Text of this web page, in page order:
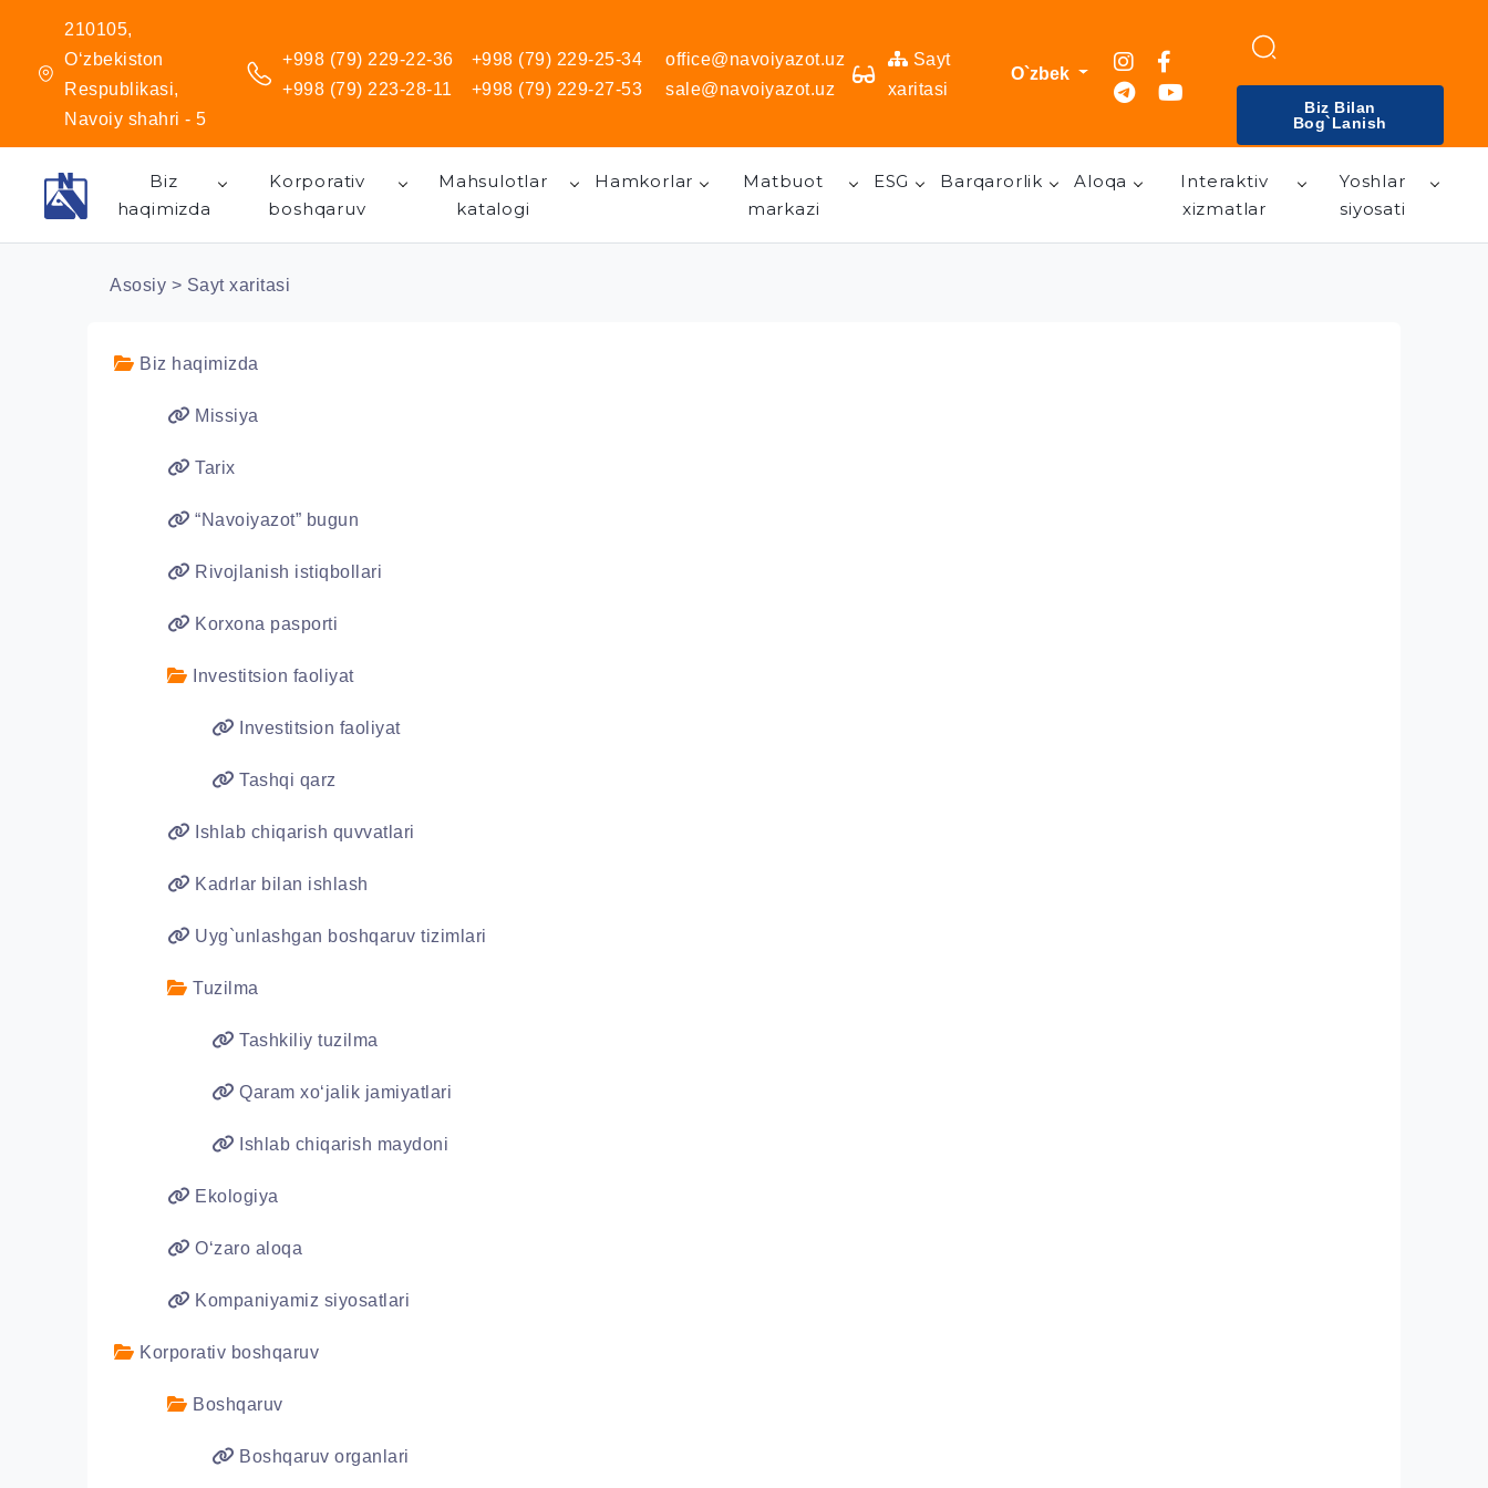
210105,
O‘zbekiston
Respublikasi,
Navoiy shahri - 5
+998 (79) 229-22-36
+998 (79) 223-28-11
+998 (79) 229-25-34
+998 (79) 229-27-53
office@navoiyazot.uz
sale@navoiyazot.uz
Sayt
xaritasi
O`zbek
Biz Bilan
Bog`lanish
Biz
haqimizda
Korporativ
boshqaruv
Mahsulotlar
katalogi
Hamkorlar
Matbuot
markazi
ESG Barqarorlik Aloqa
Interaktiv
xizmatlar
Yoshlar
siyosati
Asosiy > Sayt xaritasi
Biz haqimizda
Missiya
Tarix
“Navoiyazot” bugun
Rivojlanish istiqbollari
Korxona pasporti
Investitsion faoliyat
Investitsion faoliyat
Tashqi qarz
Ishlab chiqarish quvvatlari
Kadrlar bilan ishlash
Uyg`unlashgan boshqaruv tizimlari
Tuzilma
Tashkiliy tuzilma
Qaram xo‘jalik jamiyatlari
Ishlab chiqarish maydoni
Ekologiya
O‘zaro aloqa
Kompaniyamiz siyosatlari
Korporativ boshqaruv
Boshqaruv
Boshqaruv organlari